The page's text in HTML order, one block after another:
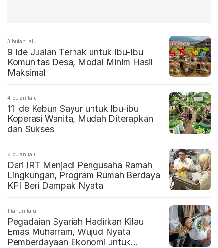
3 bulan lalu
9 Ide Jualan Ternak untuk Ibu-Ibu
Komunitas Desa, Modal Minim Hasil
Maksimal
4 bulan lalu
11 Ide Kebun Sayur untuk Ibu-ibu
Koperasi Wanita, Mudah Diterapkan
dan Sukses
8 bulan lalu
Dari IRT Menjadi Pengusaha Ramah
Lingkungan, Program Rumah Berdaya
KPI Beri Dampak Nyata
1 tahun lalu
Pegadaian Syariah Hadirkan Kilau
Emas Muharram, Wujud Nyata
Pemberdayaan Ekonomi untuk